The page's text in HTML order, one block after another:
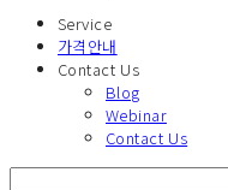
Service
가격안내
Contact Us
Blog
Webinar
Contact Us